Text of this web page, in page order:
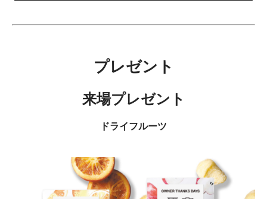
プレゼント
来場プレゼント
ドライフルーツ